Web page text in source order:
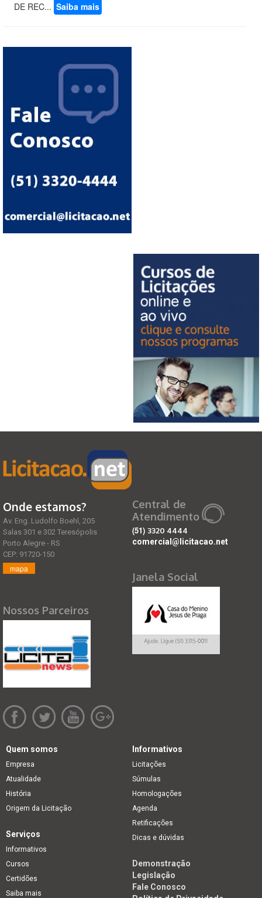
DE REC... Saiba mais
Onde estamos?
Av. Eng. Ludolfo Boehl, 205
Salas 301 e 302 Teresópolis
Porto Alegre - RS
CEP: 91720-150
mapa
Nossos Parceiros
Central de
Atendimento
(51) 3320 4444
comercial@licitacao.net
Janela Social
Quem somos
Empresa
Atualidade
História
Origem da Licitação
Informativos
Licitações
Súmulas
Homologações
Agenda
Retificações
Dicas e dúvidas
Serviços
Informativos
Cursos
Certidões
Saiba mais
Demonstração
Legislação
Fale Conosco